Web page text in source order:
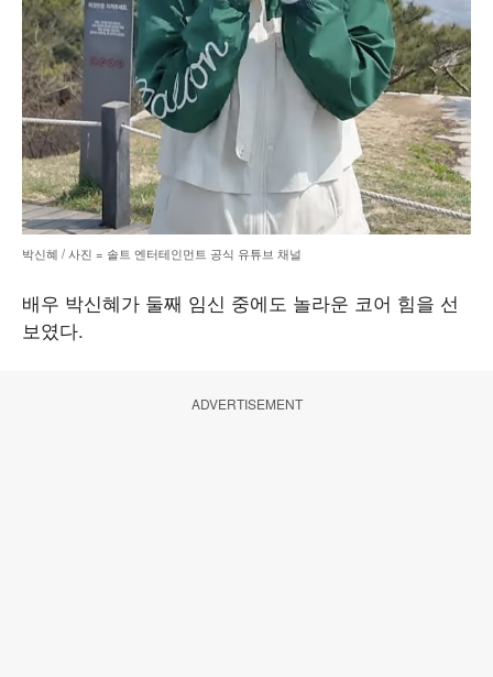
박신혜 / 사진 = 솔트 엔터테인먼트 공식 유튜브 채널
배우 박신혜가 둘째 임신 중에도 놀라운 코어 힘을 선
보였다.
ADVERTISEMENT